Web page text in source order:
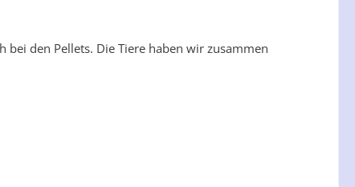
den Pellets. Die Tiere haben wir zusammen